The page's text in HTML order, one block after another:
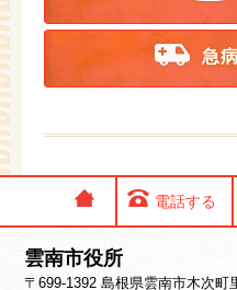
急
電話する
雲南市役所
〒699-1392 島根県雲南市木次町